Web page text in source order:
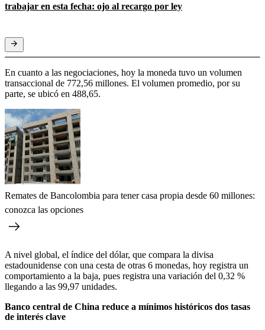
trabajar en esta fecha: ojo al recargo por ley
En cuanto a las negociaciones, hoy la moneda tuvo un volumen
transaccional de 772,56 millones. El volumen promedio, por su
parte, se ubicó en 488,65.
Remates de Bancolombia para tener casa propia desde 60 millones:
conozca las opciones
A nivel global, el índice del dólar, que compara la divisa
estadounidense con una cesta de otras 6 monedas, hoy registra un
comportamiento a la baja, pues registra una variación del 0,32 %
llegando a las 99,97 unidades.
Banco central de China reduce a mínimos históricos dos tasas
de interés clave